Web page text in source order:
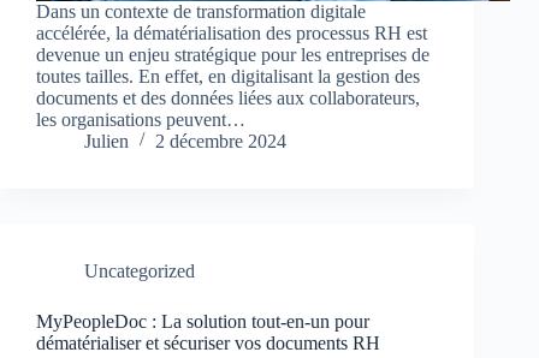
Dans un contexte de transformation digitale
accélérée, la dématérialisation des processus RH est
devenue un enjeu stratégique pour les entreprises de
toutes tailles. En effet, en digitalisant la gestion des
documents et des données liées aux collaborateurs,
les organisations peuvent…
Julien
2 décembre 2024
Uncategorized
MyPeopleDoc : La solution tout-en-un pour
dématérialiser et sécuriser vos documents RH